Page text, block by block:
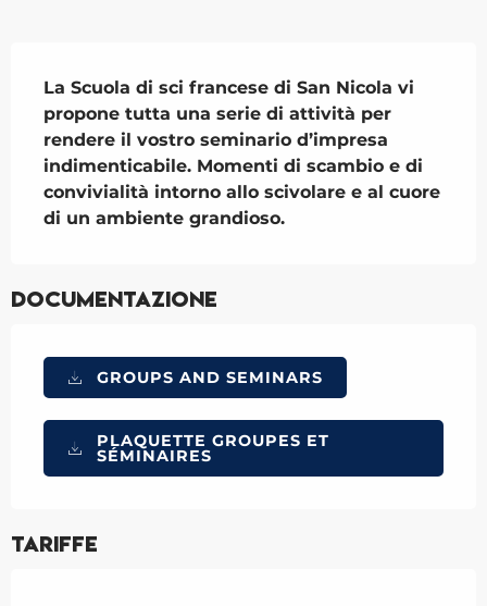
La Scuola di sci francese di San Nicola vi
propone tutta una serie di attività per
rendere il vostro seminario d’impresa
indimenticabile. Momenti di scambio e di
convivialità intorno allo scivolare e al cuore
di un ambiente grandioso.
Documentazione
GROUPS AND SEMINARS
PLAQUETTE GROUPES ET
SÉMINAIRES
Tariffe